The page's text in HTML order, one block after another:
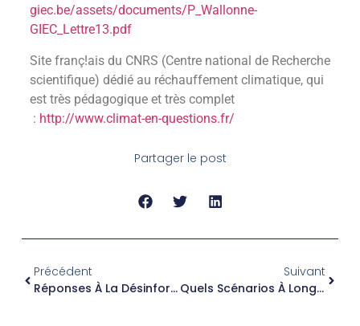
giec.be/assets/documents/P_Wallonne-
GIEC_Lettre13.pdf
Site franç!ais du CNRS (Centre national de Recherche
scientifique) dédié au réchauffement climatique, qui
est très pédagogique et très complet
: http://www.climat-en-questions.fr/
Partager le post
Précédent
Réponses À La Désinformation Ou « Fake News »
Suivant
Quels Scénarios À Long Terme ?